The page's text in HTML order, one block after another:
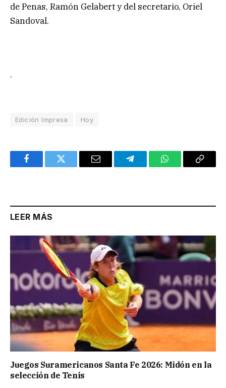
de Penas, Ramón Gelabert y del secretario, Oriel
Sandoval.
.
Edición Impresa Hoy
FacebookTwitter Email TelegramWhatsAppCopy
LEER MÁS
Juegos Suramericanos Santa Fe 2026: Midón en la
selección de Tenis